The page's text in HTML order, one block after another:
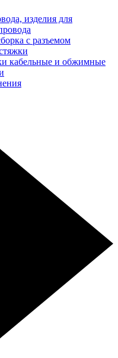
изделия для
с разъемом
кабельные и обжимные